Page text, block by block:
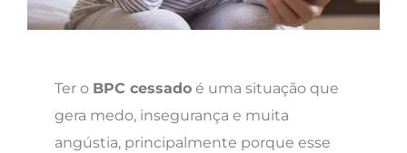
Ter o BPC cessado é uma situação que
gera medo, insegurança e muita
angústia, principalmente porque esse